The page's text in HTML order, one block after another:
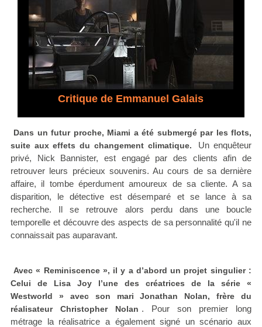
Critique de Emmanuel Galais
Dans un futur proche, Miami a été submergé par les flots,
suite aux effets du changement climatique.
Un enquêteur
privé, Nick Bannister, est engagé par des clients afin de
retrouver leurs précieux souvenirs. Au cours de sa dernière
affaire, il tombe éperdument amoureux de sa cliente. A sa
disparition, le détective est désemparé et se lance à sa
recherche. Il se retrouve alors perdu dans une boucle
temporelle et découvre des aspects de sa personnalité qu'il ne
connaissait pas auparavant.
Avec « Reminiscence », il y a d’abord un projet singulier :
Celui de Lisa Joy l’une des créatrices de la série «
Westworld » avec son mari Jonathan Nolan, frère du
réalisateur Christopher Nolan . Pour son premier long
métrage la réalisatrice a également signé un scénario aux